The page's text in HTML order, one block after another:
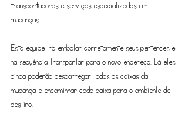
transportadoras e serviços especializados em
mudanças.
Esta equipe irá embalar corretamente seus pertences e
na sequência transportar para o novo endereço. Lá eles
ainda poderão descarregar todas as caixas da
mudança e encaminhar cada caixa para o ambiente de
destino.